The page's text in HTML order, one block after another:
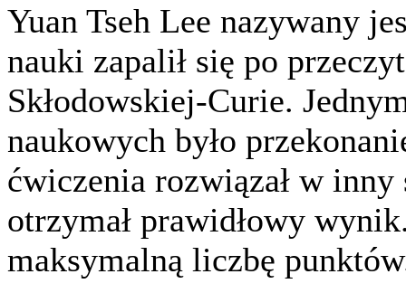
Yuan Tseh Lee nazywany
nauki zapalił się po
Skłodowskiej-Curie.
naukowych było
ćwiczenia rozwiązał w
otrzymał prawidłowy
maksymalną liczbę